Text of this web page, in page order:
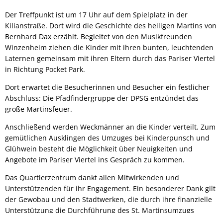
Der Treffpunkt ist um 17 Uhr auf dem Spielplatz in der
Kilianstraße. Dort wird die Geschichte des heiligen Martins von
Bernhard Dax erzählt. Begleitet von den Musikfreunden
Winzenheim ziehen die Kinder mit ihren bunten, leuchtenden
Laternen gemeinsam mit ihren Eltern durch das Pariser Viertel
in Richtung Pocket Park.
Dort erwartet die Besucherinnen und Besucher ein festlicher
Abschluss: Die Pfadfindergruppe der DPSG entzündet das
große Martinsfeuer.
Anschließend werden Weckmänner an die Kinder verteilt. Zum
gemütlichen Ausklingen des Umzuges bei Kinderpunsch und
Glühwein besteht die Möglichkeit über Neuigkeiten und
Angebote im Pariser Viertel ins Gespräch zu kommen.
Das Quartierzentrum dankt allen Mitwirkenden und
Unterstützenden für ihr Engagement. Ein besonderer Dank gilt
der Gewobau und den Stadtwerken, die durch ihre finanzielle
Unterstützung die Durchführung des St. Martinsumzugs